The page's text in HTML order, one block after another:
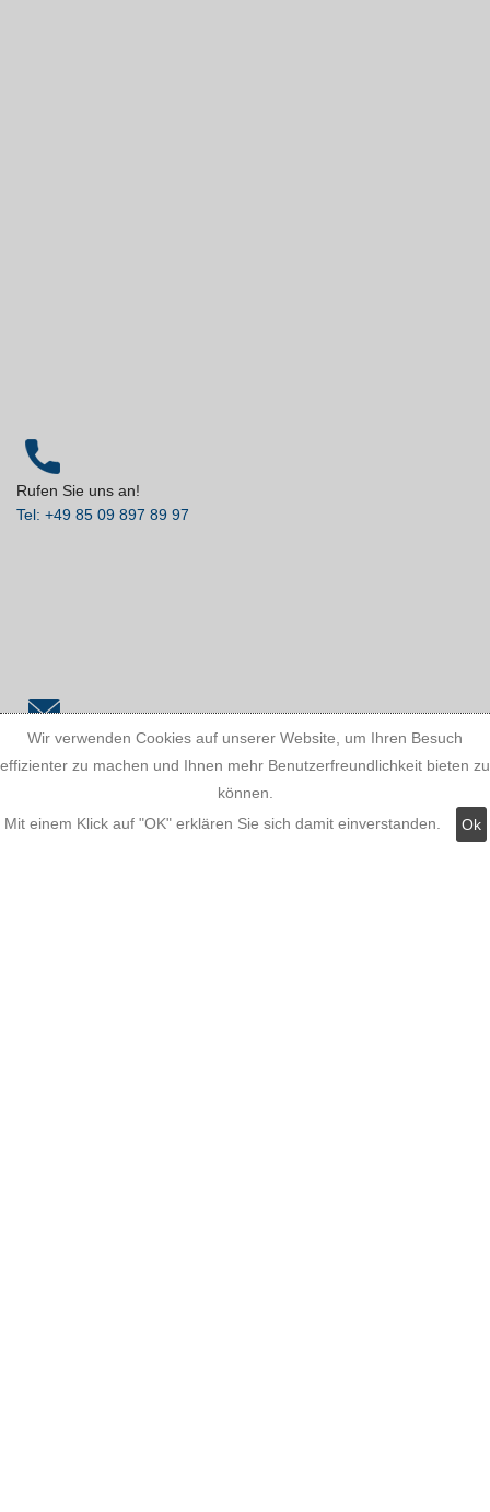
Rufen Sie uns an!
Tel: +49 85 09 897 89 97
Schreiben Sie uns!
info@stuckleistenstyropor.de
Wir verwenden Cookies auf unserer Website, um Ihren Besuch
effizienter zu machen und Ihnen mehr Benutzerfreundlichkeit bieten zu
können.
Mit einem Klick auf "OK" erklären Sie sich damit einverstanden.
Ok